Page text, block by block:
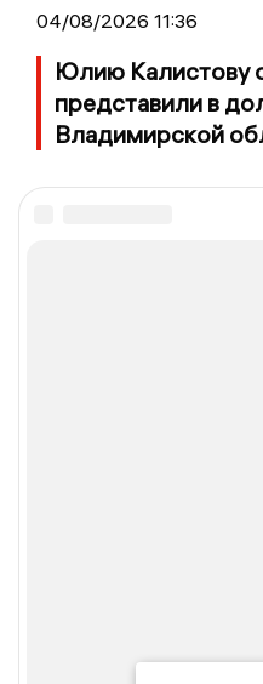
04/08/2026 11:36
Юлию Калистову
представили в
Владимирской